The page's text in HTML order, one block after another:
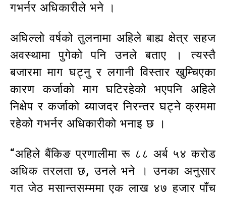
गभर्नर अधिकारीले भने ।
अघिल्लो वर्षको तुलनामा अहिले बाह्य क्षेत्र सहज
अवस्थामा पुगेको पनि उनले बताए । त्यस्तै
बजारमा माग घट्नु र लगानी विस्तार खुम्चिएका
कारण कर्जाको माग घटिरहेको भएपनि अहिले
निक्षेप र कर्जाको ब्याजदर निरन्तर घट्ने क्रममा
रहेको गभर्नर अधिकारीको भनाइ छ ।
“अहिले बैंकिङ प्रणालीमा रू ८८ अर्ब ५४ करोड
अधिक तरलता छ, उनले भने । उनका अनुसार
गत जेठ मसान्तसम्ममा एक लाख ४७ हजार पाँच